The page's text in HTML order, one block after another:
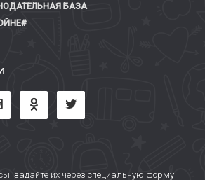
БАЗА
задайте их через специальную форму